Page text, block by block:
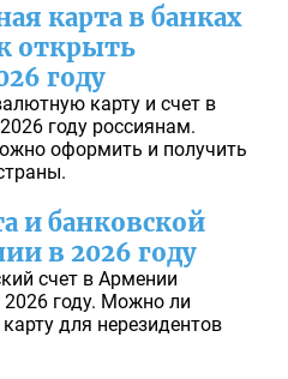
карта в банках
открыть
году
карту и счет в
году россиянам.
оформить и получить
и банковской
в 2026 году
счет в Армении
году. Можно ли
для нерезидентов